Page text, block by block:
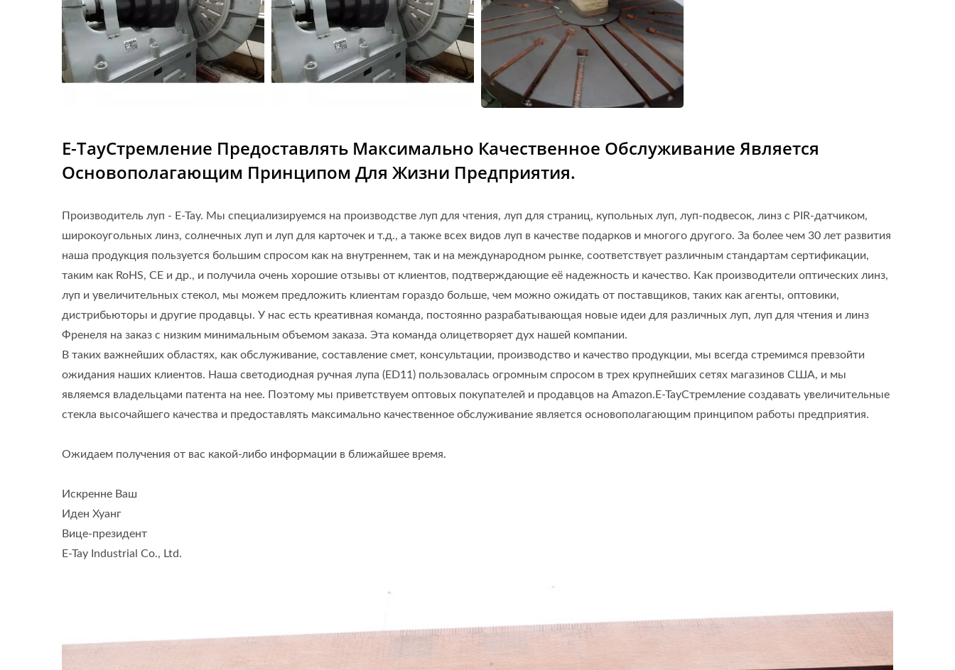
E-TayСтремление Предоставлять Максимально Качественное Обслуживание Является
Основополагающим Принципом Для Жизни Предприятия.
Производитель луп - E-Tay. Мы специализируемся на производстве луп для чтения, луп для страниц, купольных луп, луп-подвесок, линз с PIR-датчиком,
широкоугольных линз, солнечных луп и луп для карточек и т.д., а также всех видов луп в качестве подарков и многого другого. За более чем 30 лет развития
наша продукция пользуется большим спросом как на внутреннем, так и на международном рынке, соответствует различным стандартам сертификации,
таким как RoHS, CE и др., и получила очень хорошие отзывы от клиентов, подтверждающие её надежность и качество. Как производители оптических линз,
луп и увеличительных стекол, мы можем предложить клиентам гораздо больше, чем можно ожидать от поставщиков, таких как агенты, оптовики,
дистрибьюторы и другие продавцы. У нас есть креативная команда, постоянно разрабатывающая новые идеи для различных луп, луп для чтения и линз
Френеля на заказ с низким минимальным объемом заказа. Эта команда олицетворяет дух нашей компании.
В таких важнейших областях, как обслуживание, составление смет, консультации, производство и качество продукции, мы всегда стремимся превзойти
ожидания наших клиентов. Наша светодиодная ручная лупа (ED11) пользовалась огромным спросом в трех крупнейших сетях магазинов США, и мы
являемся владельцами патента на нее. Поэтому мы приветствуем оптовых покупателей и продавцов на Amazon.E-TayСтремление создавать увеличительные
стекла высочайшего качества и предоставлять максимально качественное обслуживание является основополагающим принципом работы предприятия.
Ожидаем получения от вас какой-либо информации в ближайшее время.
Искренне Ваш
Иден Хуанг
Вице-президент
E-Tay Industrial Co., Ltd.